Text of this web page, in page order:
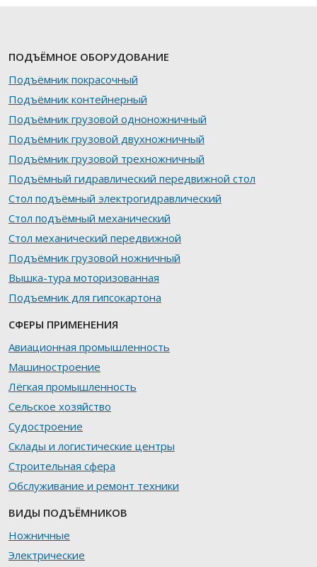
ПОДЪЁМНОЕ ОБОРУДОВАНИЕ
Подъёмник покрасочный
Подъёмник контейнерный
Подъёмник грузовой одноножничный
Подъёмник грузовой двухножничный
Подъёмник грузовой трехножничный
Подъёмный гидравлический передвижной стол
Стол подъёмный электрогидравлический
Стол подъёмный механический
Стол механический передвижной
Подъёмник грузовой ножничный
Вышка-тура моторизованная
Подъемник для гипсокартона
СФЕРЫ ПРИМЕНЕНИЯ
Авиационная промышленность
Машиностроение
Лёгкая промышленность
Сельское хозяйство
Судостроение
Склады и логистические центры
Строительная сфера
Обслуживание и ремонт техники
ВИДЫ ПОДЪЁМНИКОВ
Ножничные
Электрические